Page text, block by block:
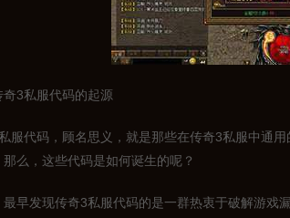
奇3私服代码的起源
服代码，顾名思义，就是那些在传奇3私服中通
那么，这些代码是如何诞生的呢？
最早发现传奇3私服代码的是一群热衷于破解游戏